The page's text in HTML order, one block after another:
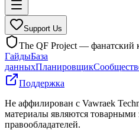
Support Us
The QF Project — фанатский
ГайдыБаза
данныхПланировщик
Поддержка
Не аффилирован с Vawraek
материалы являются товарными
правообладателей.